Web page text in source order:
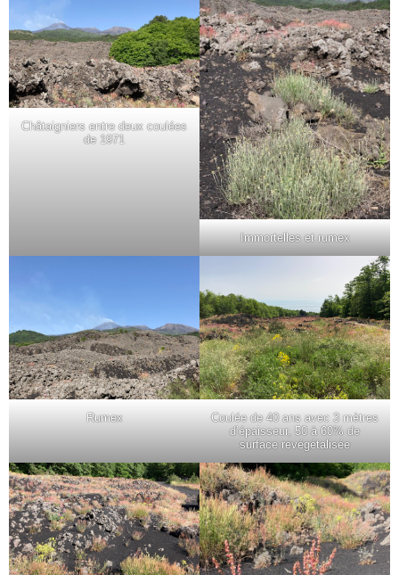
Châtaigniers entre deux coulées
de 1971
Immortelles et rumex
Rumex
Coulée de 40 ans avec 3 mètres
d’épaisseur, 50 à 60% de
surface revégétalisée